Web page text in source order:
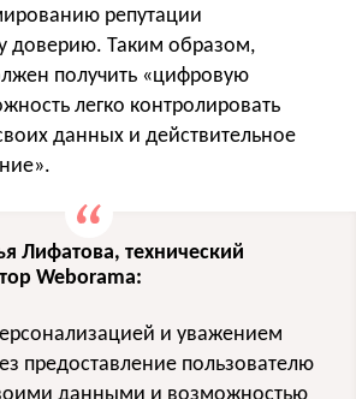
репутации
доверию. Таким образом,
получить «цифровую
легко контролировать
данных и действительное
Лифатова, технический
Weborama:
и уважением
предоставление пользователю